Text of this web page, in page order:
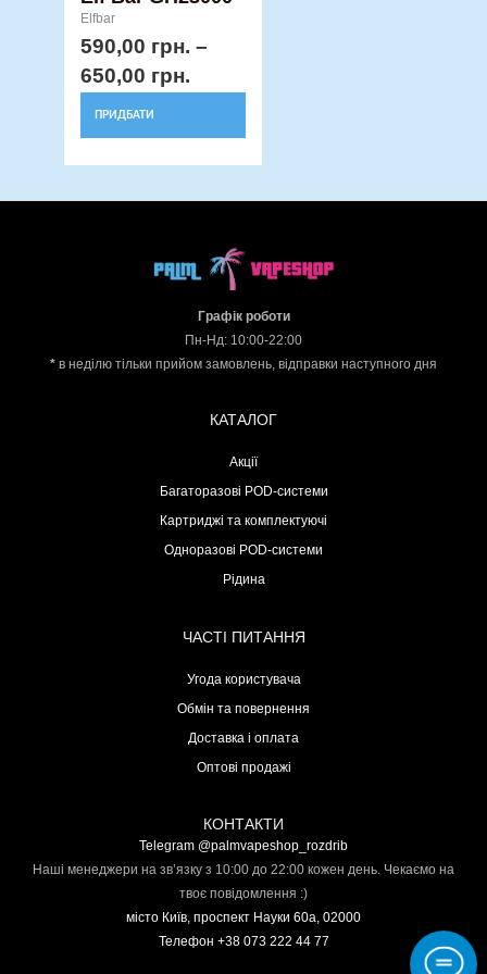
Elfbar
590,00 грн. –
650,00 грн.
ПРИДБАТИ
Графік роботи
Пн-Нд: 10:00-22:00
* в неділю тільки прийом замовлень, відправки наступного дня
КАТАЛОГ
Акції
Багаторазові POD-системи
Картриджі та комплектуючі
Одноразові POD-системи
Рідина
ЧАСТІ ПИТАННЯ
Угода користувача
Обмін та повернення
Доставка і оплата
Оптові продажі
КОНТАКТИ
Telegram @palmvapeshop_rozdrib
Наші менеджери на зв’язку з 10:00 до 22:00 кожен день. Чекаємо на
твоє повідомлення :)
місто Київ, проспект Науки 60а, 02000
Телефон +38 073 222 44 77